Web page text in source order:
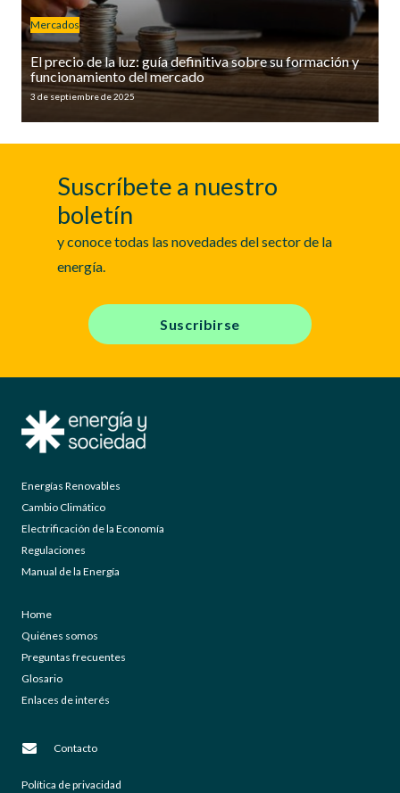
Mercados
El precio de la luz: guía definitiva sobre su formación y
funcionamiento del mercado
3 de septiembre de 2025
Suscríbete a nuestro
boletín
y conoce todas las novedades del sector de la
energía.
Suscribirse
Energías Renovables
Cambio Climático
Electrificación de la Economía
Regulaciones
Manual de la Energía
Home
Quiénes somos
Preguntas frecuentes
Glosario
Enlaces de interés
Contacto
Política de privacidad